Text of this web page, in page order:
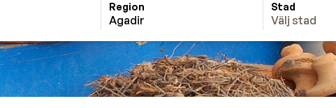
Region
Agadir
Stad
Välj stad